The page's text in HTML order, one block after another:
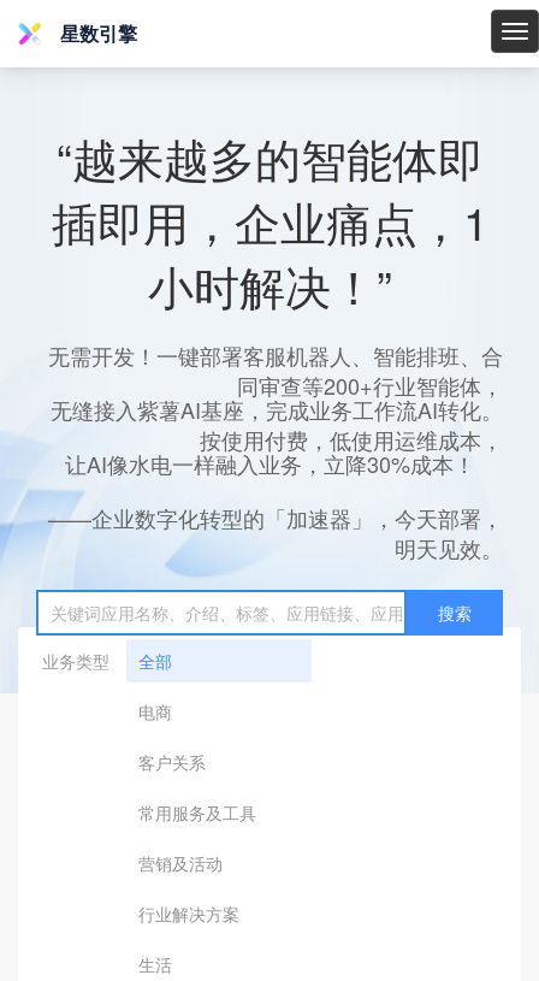
星
星数引擎
“越来越多的智能体即
插即用，企业痛点，1
小时解决！”
无需开发！一键部署客服机器人、智能排班、合
同审查等200+行业智能体，
无缝接入紫薯AI基座，完成业务工作流AI转化。
按使用付费，低使用运维成本，
让AI像水电一样融入业务，立降30%成本！
——企业数字化转型的「加速器」，今天部署，
明天见效。
搜索
业务类型
全部
电商
客户关系
常用服务及工具
营销及活动
行业解决方案
生活